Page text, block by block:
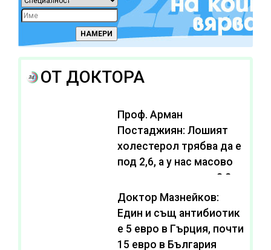
ОТ ДОКТОРА
Проф. Арман
Постаджиян: Лошият
холестерол трябва да е
под 2,6, а у нас масово
се живее с нива от 3,2
Доктор Мазнейков:
Един и същ антибиотик
e 5 евро в Гърция, почти
15 евро в България